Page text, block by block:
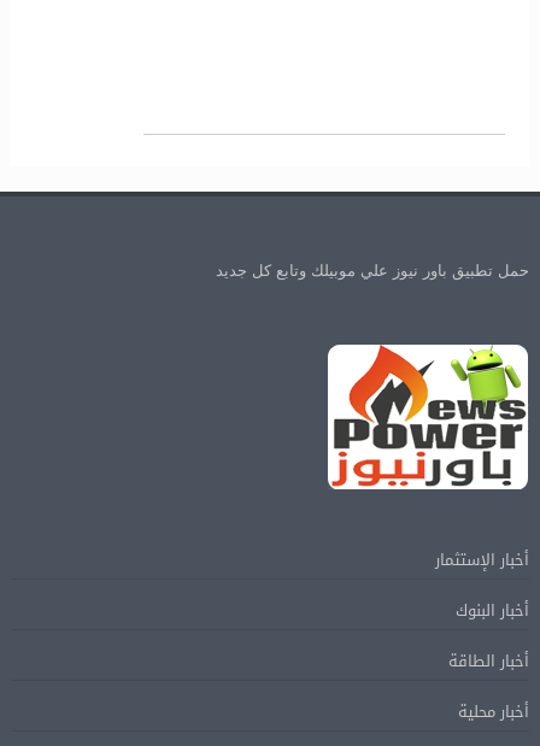
حمل تطبيق باور نيوز علي موبيلك وتابع كل جديد
أخبار الإستثمار
أخبار البنوك
أخبار الطاقة
أخبار محلية